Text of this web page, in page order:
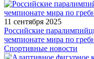
11 сентября 2025
Российские
чемпионате мира по
Спортивные новости